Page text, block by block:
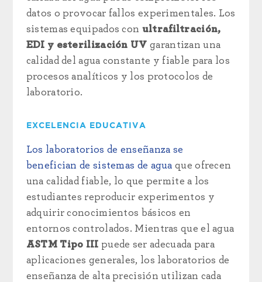
datos o provocar fallos experimentales. Los
sistemas equipados con ultrafiltración,
EDI y esterilización UV garantizan una
calidad del agua constante y fiable para los
procesos analíticos y los protocolos de
laboratorio.
EXCELENCIA EDUCATIVA
Los laboratorios de enseñanza se
benefician de sistemas de agua que ofrecen
una calidad fiable, lo que permite a los
estudiantes reproducir experimentos y
adquirir conocimientos básicos en
entornos controlados. Mientras que el agua
ASTM Tipo III puede ser adecuada para
aplicaciones generales, los laboratorios de
enseñanza de alta precisión utilizan cada